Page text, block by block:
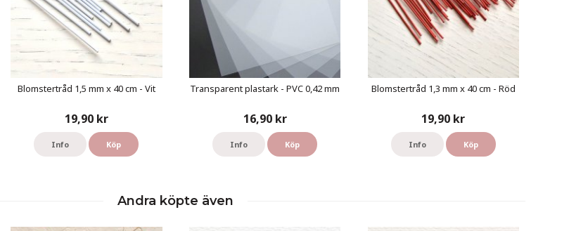
Blomstertråd 1,5 mm x 40 cm - Vit
19,90 kr
Info Köp
Transparent plastark - PVC 0,42 mm
16,90 kr
Info Köp
Blomstertråd 1,3 mm x 40 cm - Röd
19,90 kr
Info Köp
Andra köpte även